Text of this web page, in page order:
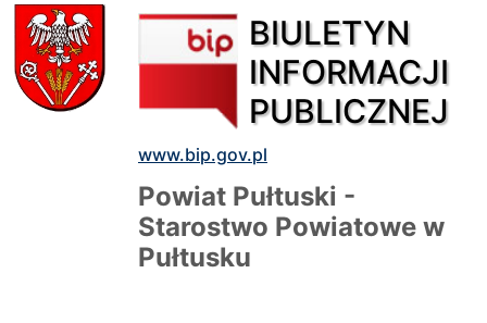
BIULETYN
INFORMACJI
PUBLICZNEJ
www.bip.gov.pl
Powiat Pułtuski -
Starostwo Powiatowe w
Pułtusku